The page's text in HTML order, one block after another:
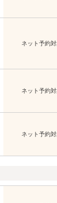
ネット予約
ネット予約
ネット予約